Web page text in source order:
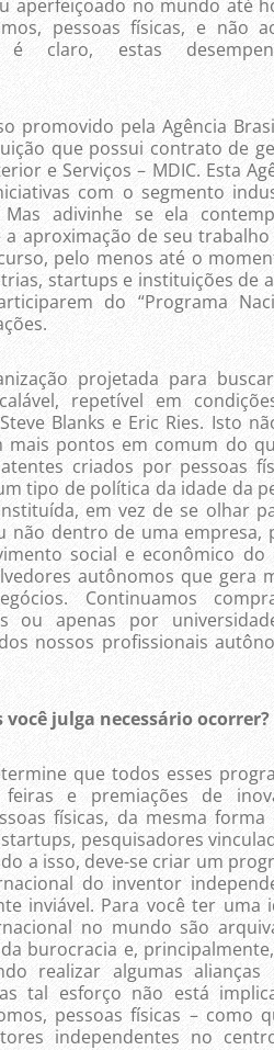
aperfeiçoado no mundo até
pessoas físicas, e não
claro, estas
promovido pela Agência
que possui contrato de
e Serviços – MDIC. Esta
com o segmento
adivinhe se ela
aproximação de seu trabalho
pelo menos até o
startups e instituições de
do “Programa
projetada para
repetível em
Blanks e Eric Ries. Isto
mais pontos em comum do
criados por pessoas
tipo de política da idade da
em vez de se olhar
não dentro de uma empresa,
social e econômico do
autônomos que gera
Continuamos
ou apenas por
nossos profissionais
julga necessário ocorrer?
que todos esses
e premiações de
físicas, da mesma forma
pesquisadores
a isso, deve-se criar um
do inventor
inviável. Para você ter uma
no mundo são
burocracia e,
realizar algumas alianças
tal esforço não está
pessoas físicas – como
independentes no